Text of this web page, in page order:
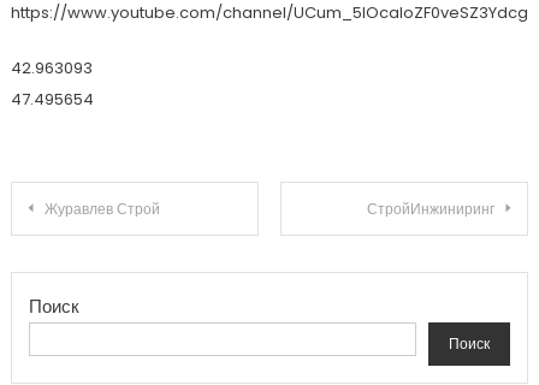
https://www.youtube.com/channel/UCum_5lOcaIoZF0veSZ3Ydcg
42.963093
47.495654
Навигация по записям
Журавлев Строй СтройИнжиниринг
Поиск
Поиск